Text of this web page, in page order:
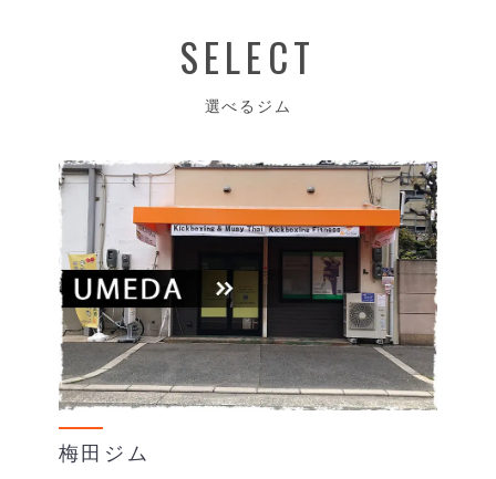
SELECT
選べるジム
梅田ジム